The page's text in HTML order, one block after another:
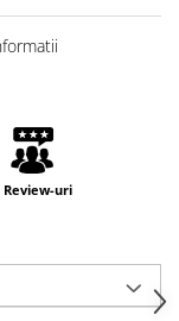
Review-uri